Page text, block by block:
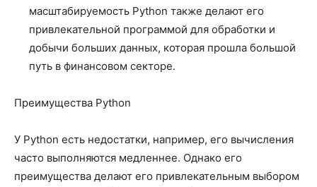
масштабируемость Python также делают его
привлекательной программой для обработки и
добычи больших данных, которая прошла большой
путь в финансовом секторе.
Преимущества Python
У Python есть недостатки, например, его вычисления
часто выполняются медленнее. Однако его
преимущества делают его привлекательным выбором